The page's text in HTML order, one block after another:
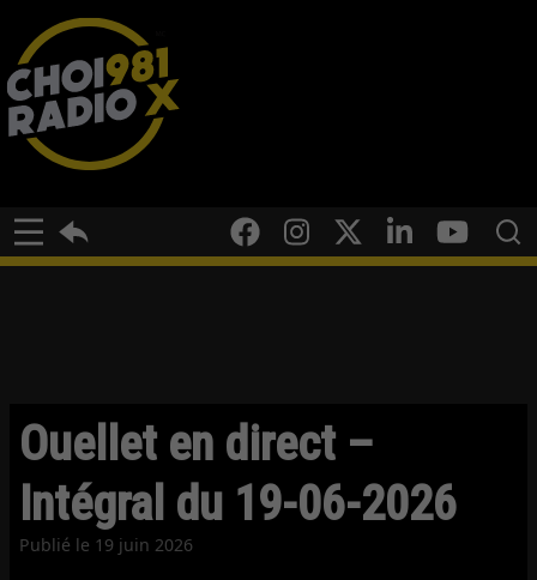
Ouellet en direct –
Intégral du 19-06-2026
Publié le 19 juin 2026